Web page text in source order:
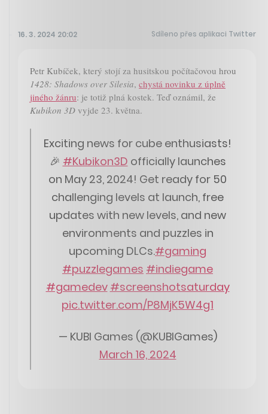
16. 3. 2024 20:02 Sdíleno přes aplikaci Twitter
Petr Kubíček, který stojí za husitskou počítačovou hrou
1428: Shadows over Silesia, chystá novinku z úplně
jiného žánru: je totiž plná kostek. Teď oznámil, že
Kubikon 3D vyjde 23. května.
Exciting news for cube enthusiasts!
🎉 #Kubikon3D officially launches
on May 23, 2024! Get ready for 50
challenging levels at launch, free
updates with new levels, and new
environments and puzzles in
upcoming DLCs.#gaming
#puzzlegames #indiegame
#gamedev #screenshotsaturday
pic.twitter.com/P8MjK5W4g1
— KUBI Games (@KUBIGames)
March 16, 2024